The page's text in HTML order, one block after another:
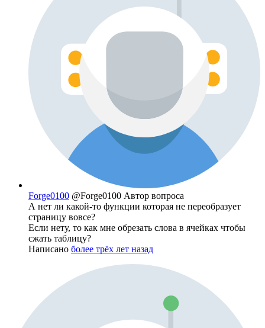
Forge0100 @Forge0100 Автор вопроса
А нет ли какой-то функции которая не переобразует
страницу вовсе?
Если нету, то как мне обрезать слова в ячейках чтобы
сжать таблицу?
Написано более трёх лет назад